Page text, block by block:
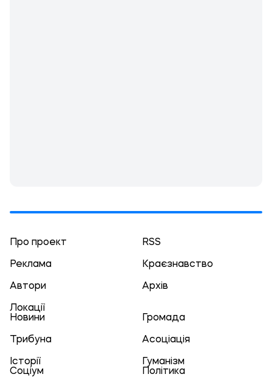
Про проект RSS
Реклама Краєзнавство
Автори Архів
Локації
Новини
Громада
Трибуна Асоціація
Історії
Гуманізм
Соціум
Політика